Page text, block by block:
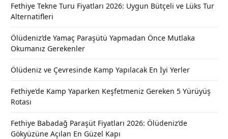
Fethiye Tekne Turu Fiyatları 2026: Uygun Bütçeli ve Lüks Tur
Alternatifleri
Ölüdeniz’de Yamaç Paraşütü Yapmadan Önce Mutlaka
Okumanız Gerekenler
Ölüdeniz ve Çevresinde Kamp Yapılacak En İyi Yerler
Fethiye’de Kamp Yaparken Keşfetmeniz Gereken 5 Yürüyüş
Rotası
Fethiye Babadağ Paraşüt Fiyatları 2026: Ölüdeniz’de
Gökyüzüne Açılan En Güzel Kapı